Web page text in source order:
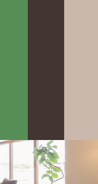
お客様事例
お客様の声